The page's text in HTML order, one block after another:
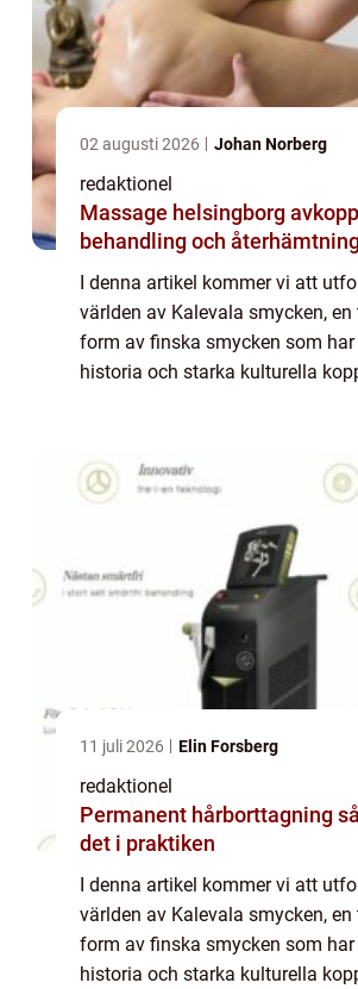
02 augusti 2026 Johan Norberg
redaktionel
Massage helsingborg avkoppling,
behandling och
I denna artikel kommer vi att
världen av Kalevala smycken,
form av finska smycken som har
historia och starka kulturella
11 juli 2026 Elin Forsberg
redaktionel
Permanent hårborttagning så fungerar
det i praktiken
I denna artikel kommer vi att
världen av Kalevala smycken,
form av finska smycken som har
historia och starka kulturella